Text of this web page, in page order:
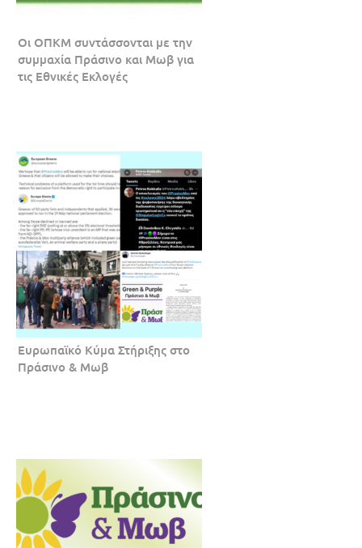
Οι ΟΠΚΜ συντάσσονται με την
συμμαχία Πράσινο και Μωβ για
τις Εθνικές Εκλογές
Ευρωπαϊκό Κύμα Στήριξης στο
Πράσινο & Μωβ